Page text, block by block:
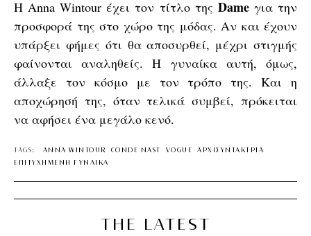
Η Anna Wintour έχει τον τίτλο της Dameγια την
προσφορά της στο χώρο της μόδας. Αν και έχουν
υπάρξει φήμες ότι θα αποσυρθεί, μέχρι στιγμής
φαίνονται αναληθείς. Η γυναίκα αυτή, όμως,
άλλαξε τον κόσμο με τον τρόπο της. Και η
αποχώρησή της, όταν τελικά συμβεί, πρόκειται
να αφήσει ένα μεγάλο κενό.
TAGS: ANNA WINTOUR CONDE NAST VOGUE
ΑΡΧΙΣΥΝΤΑΚΤΡΙΑ
ΕΠΙΤΥΧΗΜΕΝΗ ΓΥΝΑΙΚΑ
THE LATEST